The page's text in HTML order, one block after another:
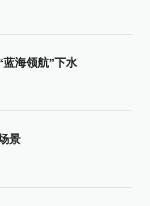
蓝海领航”下水
景